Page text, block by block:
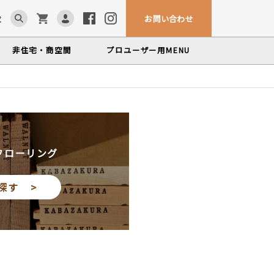
お問い合わせ
カウンター・テーブル
塗料・メンテナンス用品
製品カテゴリーから
「見る木活かす木」
世界の樹種
ロフィールや科学的データを検索
テナンスサービス
非住宅・商空間 プロユーザー用MENU
ーリング
す >